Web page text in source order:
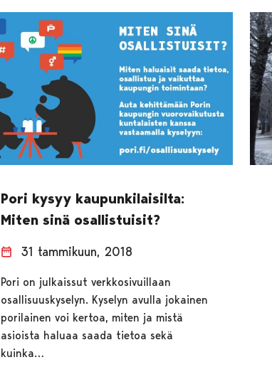
Pori kysyy kaupunkilaisilta:
Miten sinä osallistuisit?
31 tammikuun, 2018
Pori on julkaissut verkkosivuillaan
osallisuuskyselyn. Kyselyn avulla jokainen
porilainen voi kertoa, miten ja mistä
asioista haluaa saada tietoa sekä
kuinka…